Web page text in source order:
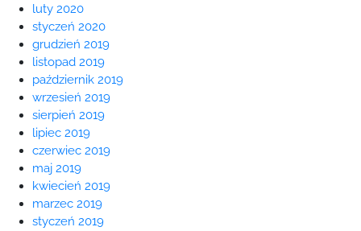
luty 2020
styczeń 2020
grudzień 2019
listopad 2019
październik 2019
wrzesień 2019
sierpień 2019
lipiec 2019
czerwiec 2019
maj 2019
kwiecień 2019
marzec 2019
styczeń 2019